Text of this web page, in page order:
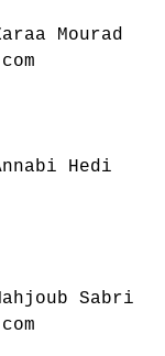
Mourad
Hedi
Sabri